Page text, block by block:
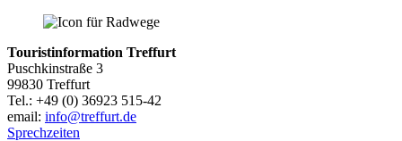
Touristinformation Treffurt
Puschkinstraße 3
99830 Treffurt
Tel.: +49 (0) 36923 515-42
email: info@treffurt.de
Sprechzeiten